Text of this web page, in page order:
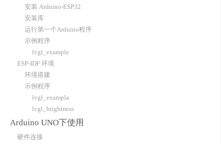
安装 Arduino-ESP32
安装库
运行第一个Arduino程序
示例程序
lvgl_example
ESP-IDF 环境
环境搭建
示例程序
lvgl_exampla
lvgl_brightness
Arduino UNO下使用
硬件连接